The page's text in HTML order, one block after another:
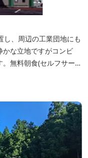
し、周辺の工業団地にも
な立地ですがコンビ
無料朝食(セルフサービ